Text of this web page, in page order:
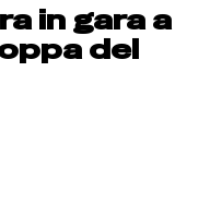
in gara a
del